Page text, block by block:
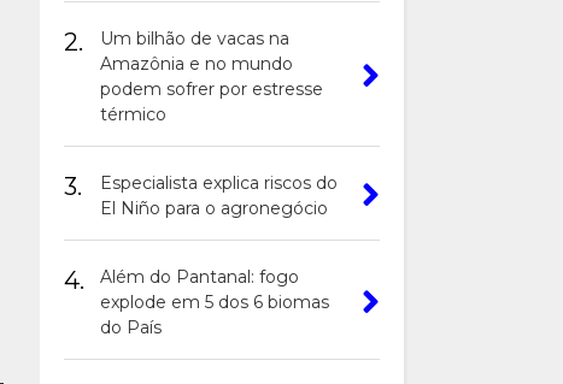
2.
Um bilhão de vacas na
Amazônia e no mundo
podem sofrer por estresse
térmico
3.
Especialista explica riscos do
El Niño para o agronegócio
4.
Além do Pantanal: fogo
explode em 5 dos 6 biomas
do País